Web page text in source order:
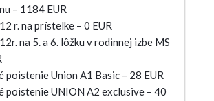
– 1184 EUR
r. na prístelke – 0 EUR
na 5. a 6. lôžku v rodinnej izbe MS
poistenie Union A1 Basic – 28 EUR
poistenie UNION A2 exclusive – 40